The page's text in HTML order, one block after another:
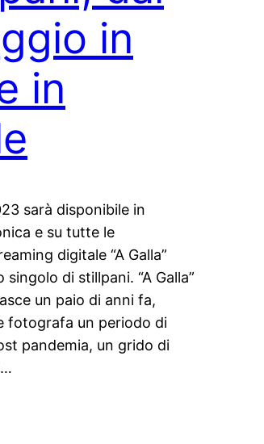
in
in
sarà disponibile in
e su tutte le
digitale “A Galla”
di stillpani. “A Galla”
un paio di anni fa,
fotografa un periodo di
pandemia, un grido di